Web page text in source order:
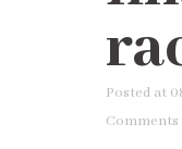
Posted at
Comments